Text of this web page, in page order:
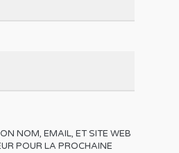
NOM, EMAIL, ET SITE WEB
POUR LA PROCHAINE